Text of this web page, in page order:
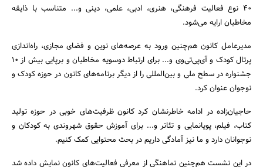
40 نوع فعالیت فرهنگی، هنری، ادبی، علمی، دینی و... متناسب با ذایقه
مخاطبان ارایه می‌شود.
مدیرعامل کانون هم‌چنین ورود به عرصه‌های نوین و فضای مجازی، راه‌اندازی
پرتال کودک و آی‌پی‌تی‌وی و... برای ارتباط دوسویه مخاطبان و برپایی بیش از 10
جشنواره در سطح ملی و بین‌المللی را از دیگر برنامه‌های کانون در حوزه کودک و
نوجوان عنوان کرد.
حاجیان‌زاده در ادامه خاطرنشان کرد کانون ظرفیت‌های خوبی در حوزه تولید
کتاب، فیلم، پویانمایی و تئاتر و... برای آموزش حقوق شهروندی به کودکان و
نوجوانان دارد و ما نیز آمادگی داریم در بحث محتوایی کمک کنیم.
در این نشست هم‌چنین نماهنگی از معرفی فعالیت‌های کانون نمایش داده شد